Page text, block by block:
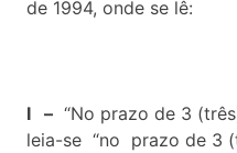
de 1994, onde se lê:
I – “No prazo de 3
leia-se “no prazo de 3